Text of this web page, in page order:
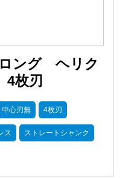
ング ヘリク
枚刃
中心刃無 4枚刃
ス ストレートシャンク